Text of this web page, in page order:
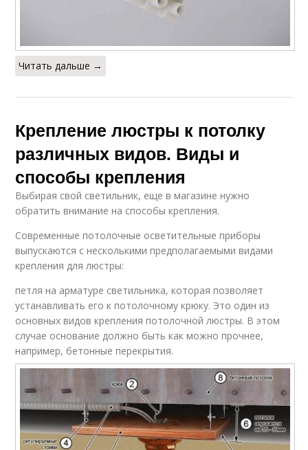
Читать дальше →
Крепление люстры к потолку
различных видов. Виды и
способы крепления
Выбирая свой светильник, еще в магазине нужно
обратить внимание на способы крепления.
Современные потолочные осветительные приборы
выпускаются с несколькими предполагаемыми видами
крепления для люстры:
петля на арматуре светильника, которая позволяет
устанавливать его к потолочному крюку. Это один из
основных видов крепления потолочной люстры. В этом
случае основание должно быть как можно прочнее,
например, бетонные перекрытия.